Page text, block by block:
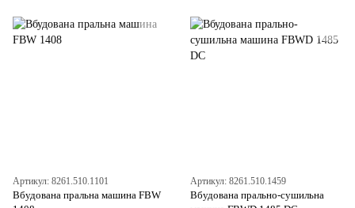
Артикул: 8261.510.1101
Вбудована пральна машина FBW
Артикул: 8261.510.1459
Вбудована прально-сушильна